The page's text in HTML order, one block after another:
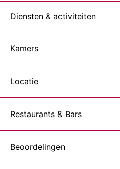
Diensten & activiteiten
Kamers
Locatie
Restaurants & Bars
Beoordelingen